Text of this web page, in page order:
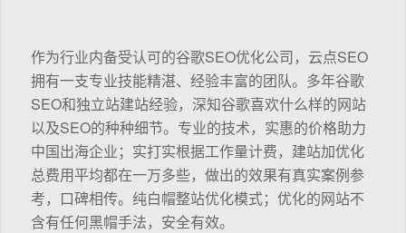
作为行业内备受认可的谷歌SEO优化公司，云点SEO
拥有一支专业技能精湛、经验丰富的团队。多年谷歌
SEO和独立站建站经验，深知谷歌喜欢什么样的网站
以及SEO的种种细节。专业的技术，实惠的价格助力
中国出海企业；实打实根据工作量计费，建站加优化
总费用平均都在一万多些，做出的效果有真实案例参
考，口碑相传。纯白帽整站优化模式；优化的网站不
含有任何黑帽手法，安全有效。